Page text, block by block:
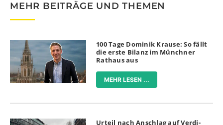
MEHR BEITRÄGE UND THEMEN
100 Tage Dominik Krause: So fällt
die erste Bilanz im Münchner
Rathaus aus
MEHR LESEN ...
Urteil nach Anschlag auf Verdi-